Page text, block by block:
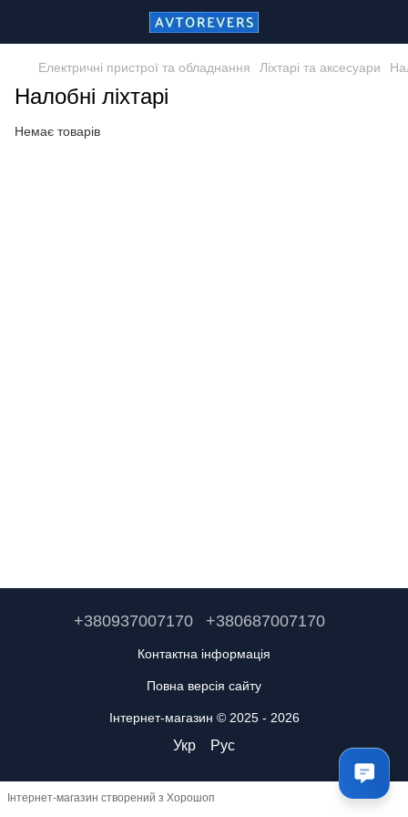
Електричні пристрої та обладнання Ліхтарі та аксесуари
Налобні ліхтарі
Немає товарів
+380937007170 +380687007170
Контактна інформація
Повна версія сайту
Інтернет-магазин © 2025 - 2026
Укр Рус
Інтернет-магазин створений з Хорошоп